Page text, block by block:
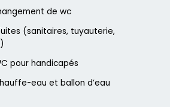
de wc
(sanitaires, tuyauterie,
pour handicapés
eau et ballon d’eau